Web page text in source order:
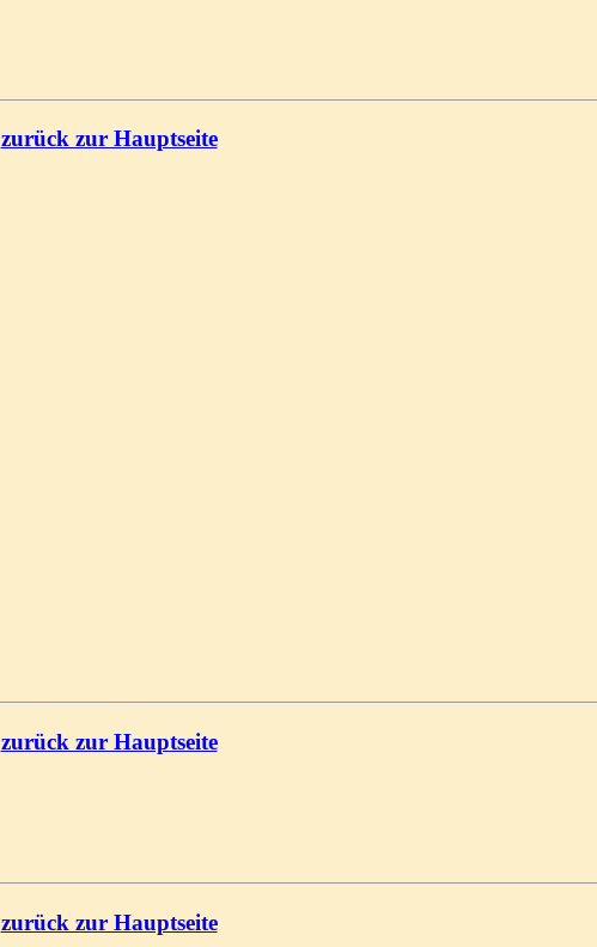
zurück zur Hauptseite
zurück zur Hauptseite
zurück zur Hauptseite